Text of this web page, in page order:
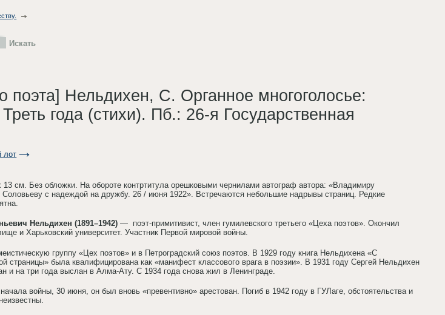
поэта] Нельдихен, С. Органное многоголосье:
года (стихи). Пб.: 26-я Государственная
лот
13 см. Без обложки. На обороте контртитула орешковыми чернилами автограф автора: «Владимиру
Соловьеву с надеждой на дружбу. 26 / июня 1922». Встречаются небольшие надрывы страниц. Редкие
Нельдихен (1891–1942)— поэт-примитивист, член гумилевского третьего «Цеха поэтов». Окончил
и Харьковский университет. Участник Первой мировой войны.
группу «Цех поэтов» и в Петроградский союз поэтов. В 1929 году книга Нельдихена «С
страницы» была квалифицирована как «манифест классового врага в поэзии». В 1931 году Сергей Нельдихен
и на три года выслан в Алма-Ату. С 1934 года снова жил в Ленинграде.
войны, 30 июня, он был вновь «превентивно» арестован. Погиб в 1942 году в ГУЛаге, обстоятельства и